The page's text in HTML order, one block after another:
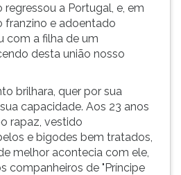
a Portugal, e, em
franzino e adoentado
com a filha de um
desta união nosso
brilhara, quer por sua
capacidade. Aos 23 anos
rapaz, vestido
e bigodes bem tratados,
melhor acontecia com ele,
companheiros de "Príncipe